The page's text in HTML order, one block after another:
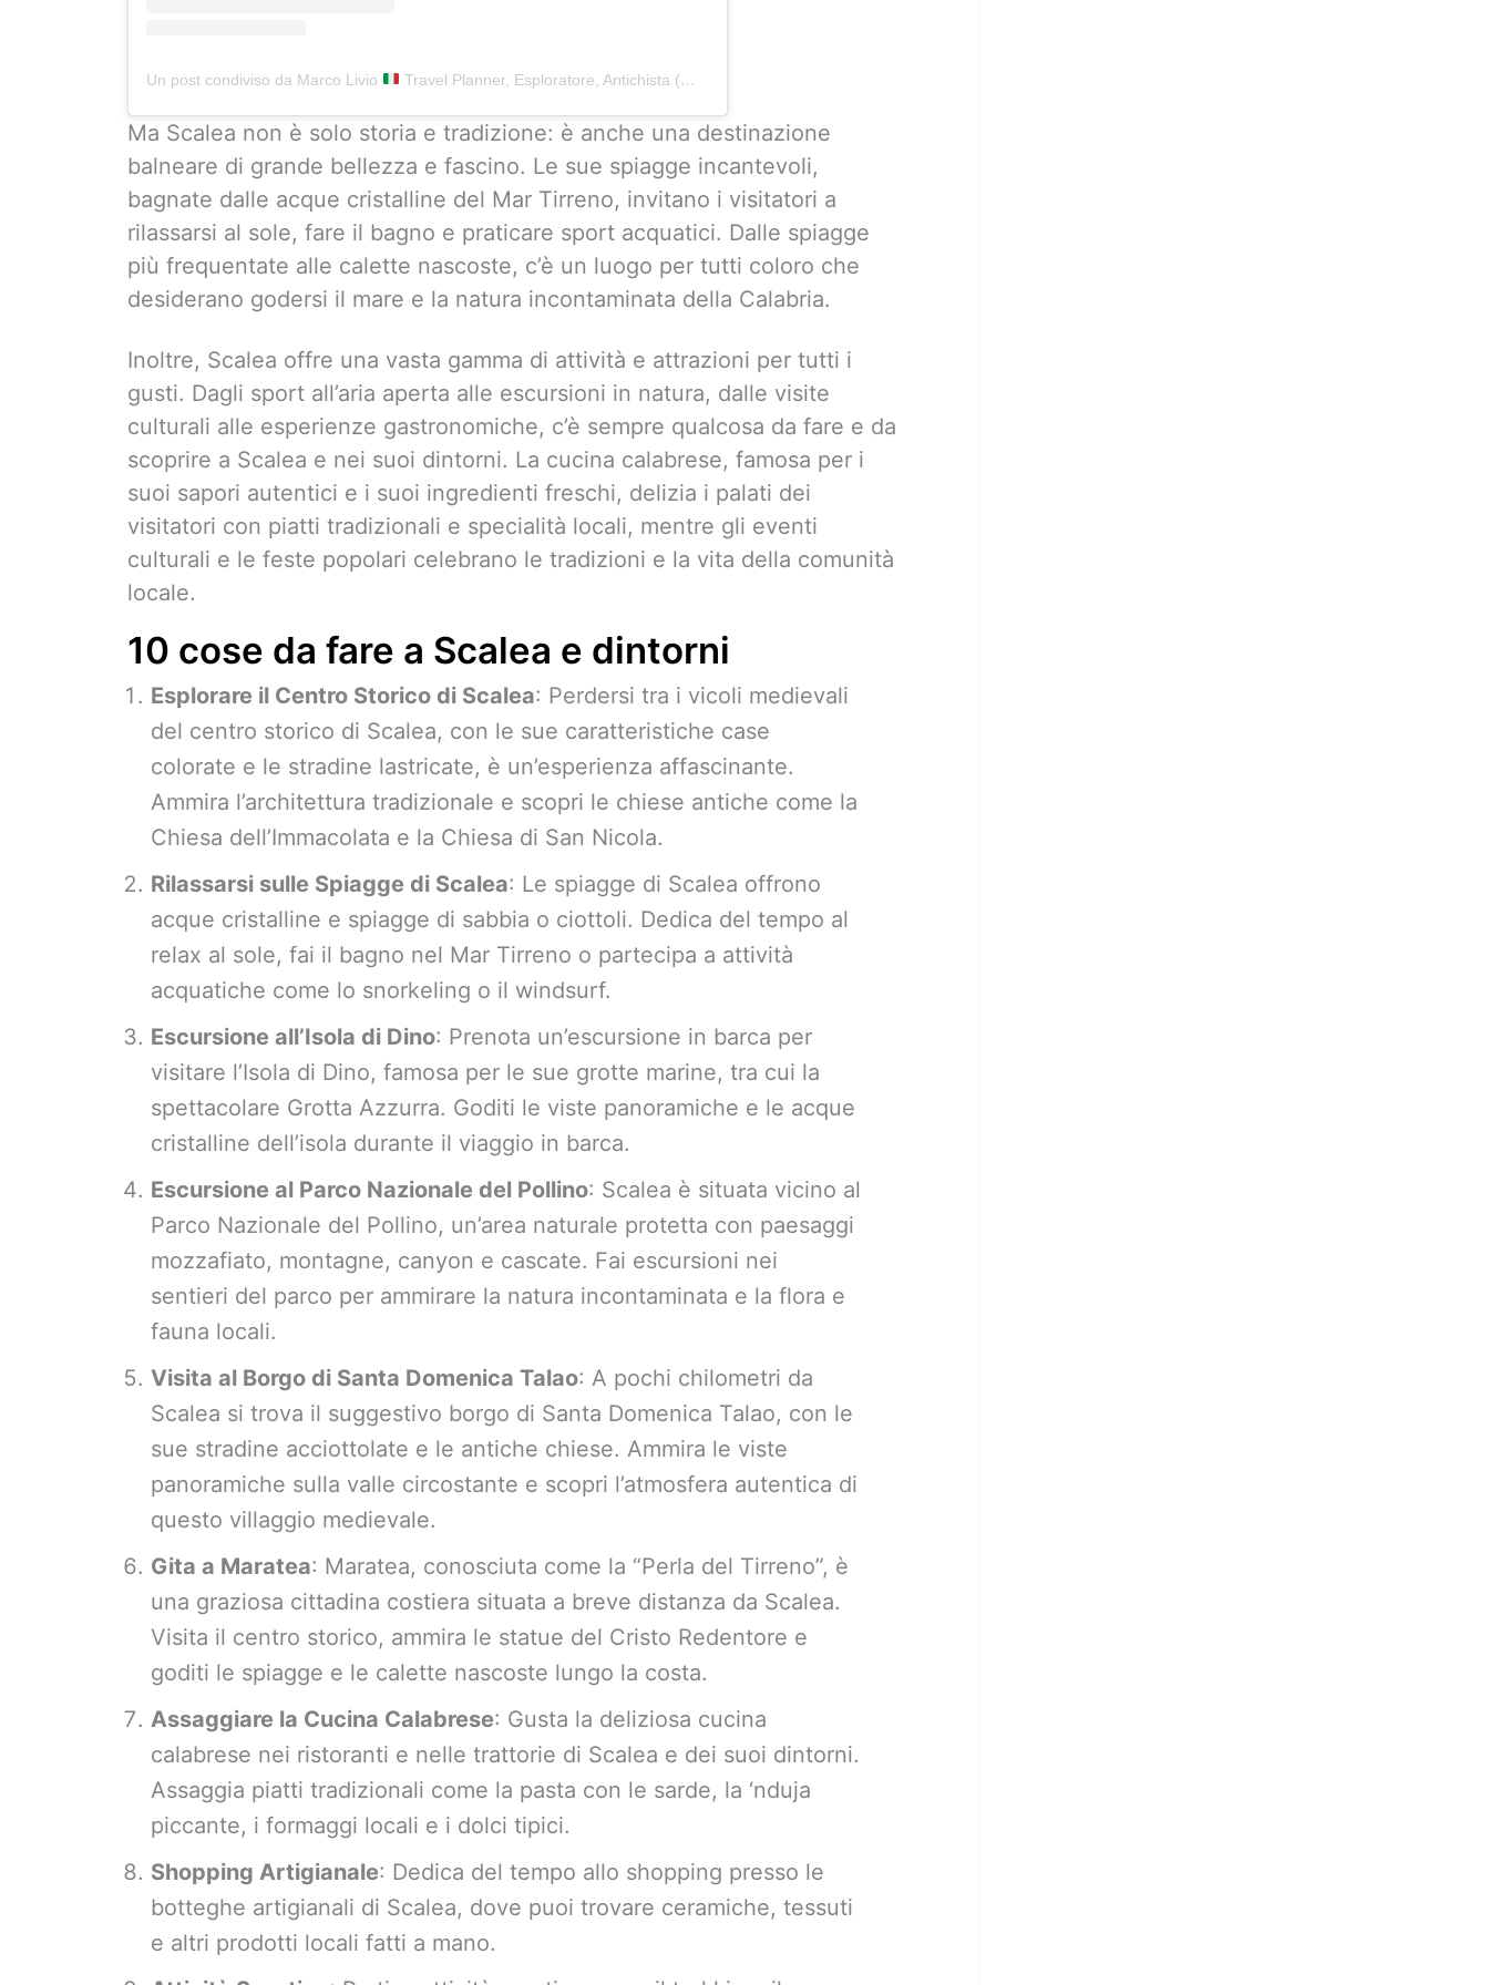
Un post condiviso da Marco Livio Travel Planner, Esploratore, Antichista (@marco.livio.travels)
Ma Scalea non è solo storia e tradizione: è anche una destinazione
balneare di grande bellezza e fascino. Le sue spiagge incantevoli,
bagnate dalle acque cristalline del Mar Tirreno, invitano i visitatori a
rilassarsi al sole, fare il bagno e praticare sport acquatici. Dalle spiagge
più frequentate alle calette nascoste, c’è un luogo per tutti coloro che
desiderano godersi il mare e la natura incontaminata della Calabria.
Inoltre, Scalea offre una vasta gamma di attività e attrazioni per tutti i
gusti. Dagli sport all’aria aperta alle escursioni in natura, dalle visite
culturali alle esperienze gastronomiche, c’è sempre qualcosa da fare e da
scoprire a Scalea e nei suoi dintorni. La cucina calabrese, famosa per i
suoi sapori autentici e i suoi ingredienti freschi, delizia i palati dei
visitatori con piatti tradizionali e specialità locali, mentre gli eventi
culturali e le feste popolari celebrano le tradizioni e la vita della comunità
locale.
10 cose da fare a Scalea e dintorni
Esplorare il Centro Storico di Scalea: Perdersi tra i vicoli medievali
del centro storico di Scalea, con le sue caratteristiche case
colorate e le stradine lastricate, è un’esperienza affascinante.
Ammira l’architettura tradizionale e scopri le chiese antiche come la
Chiesa dell’Immacolata e la Chiesa di San Nicola.
Rilassarsi sulle Spiagge di Scalea: Le spiagge di Scalea offrono
acque cristalline e spiagge di sabbia o ciottoli. Dedica del tempo al
relax al sole, fai il bagno nel Mar Tirreno o partecipa a attività
acquatiche come lo snorkeling o il windsurf.
Escursione all’Isola di Dino: Prenota un’escursione in barca per
visitare l’Isola di Dino, famosa per le sue grotte marine, tra cui la
spettacolare Grotta Azzurra. Goditi le viste panoramiche e le acque
cristalline dell’isola durante il viaggio in barca.
Escursione al Parco Nazionale del Pollino: Scalea è situata vicino al
Parco Nazionale del Pollino, un’area naturale protetta con paesaggi
mozzafiato, montagne, canyon e cascate. Fai escursioni nei
sentieri del parco per ammirare la natura incontaminata e la flora e
fauna locali.
Visita al Borgo di Santa Domenica Talao: A pochi chilometri da
Scalea si trova il suggestivo borgo di Santa Domenica Talao, con le
sue stradine acciottolate e le antiche chiese. Ammira le viste
panoramiche sulla valle circostante e scopri l’atmosfera autentica di
questo villaggio medievale.
Gita a Maratea: Maratea, conosciuta come la “Perla del Tirreno”, è
una graziosa cittadina costiera situata a breve distanza da Scalea.
Visita il centro storico, ammira le statue del Cristo Redentore e
goditi le spiagge e le calette nascoste lungo la costa.
Assaggiare la Cucina Calabrese: Gusta la deliziosa cucina
calabrese nei ristoranti e nelle trattorie di Scalea e dei suoi dintorni.
Assaggia piatti tradizionali come la pasta con le sarde, la ‘nduja
piccante, i formaggi locali e i dolci tipici.
Shopping Artigianale: Dedica del tempo allo shopping presso le
botteghe artigianali di Scalea, dove puoi trovare ceramiche, tessuti
e altri prodotti locali fatti a mano.